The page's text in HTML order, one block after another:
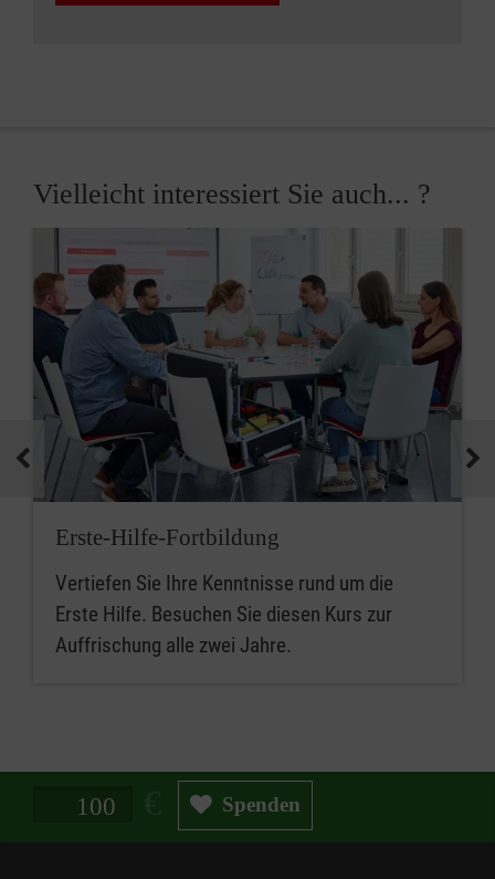
Vielleicht interessiert Sie auch... ?
Erste-Hilfe-Fortbildung
Vertiefen Sie Ihre Kenntnisse rund um die
Erste Hilfe. Besuchen Sie diesen Kurs zur
Auffrischung alle zwei Jahre.
Spendenbetrag in Euro Spenden